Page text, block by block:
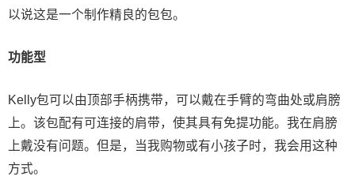
以说这是一个制作精良的包包。
功能型
Kelly包可以由顶部手柄携带，可以戴在手臂的弯曲处或肩膀
上。该包配有可连接的肩带，使其具有免提功能。我在肩膀
上戴没有问题。但是，当我购物或有小孩子时，我会用这种
方式。